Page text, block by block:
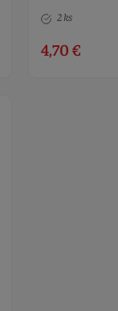
2 ks
4,70 €